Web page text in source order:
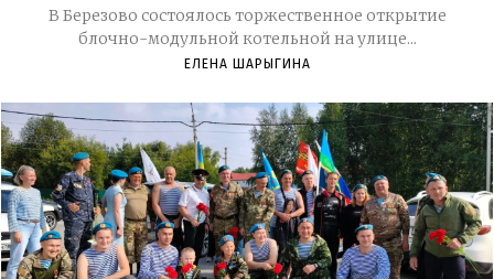
В Березово состоялось торжественное открытие
блочно-модульной котельной на улице...
ЕЛЕНА ШАРЫГИНА